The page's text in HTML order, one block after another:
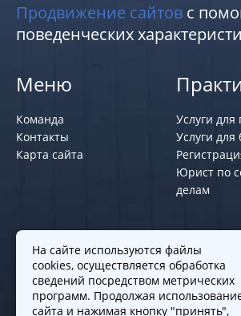
Продвижение сайтов с
поведенческих
Меню
Команда
Контакты
Карта сайта
Услуги для
Услуги для
Юрист по
делам
Политики и правила
Политика обработки персональных
данных
На сайте используются файлы
cookies, осуществляется обработка
сведений посредством метрических
программ. Продолжая
сайта и нажимая кнопку "принять",